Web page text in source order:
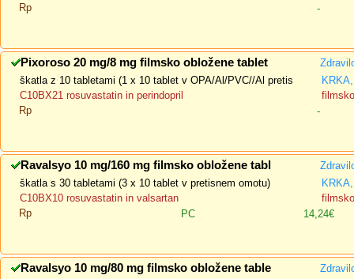
Rp
-
Pixoroso 20 mg/8 mg filmsko obložene tablet
škatla z 10 tabletami (1 x 10 tablet v OPA/Al/PVC//Al pretis
C10BX21 rosuvastatin in perindopril
Rp
-
Ravalsyo 10 mg/160 mg filmsko obložene tabl
škatla s 30 tabletami (3 x 10 tablet v pretisnem omotu)
C10BX10 rosuvastatin in valsartan
Rp
PC 14,24€
Ravalsyo 10 mg/80 mg filmsko obložene table